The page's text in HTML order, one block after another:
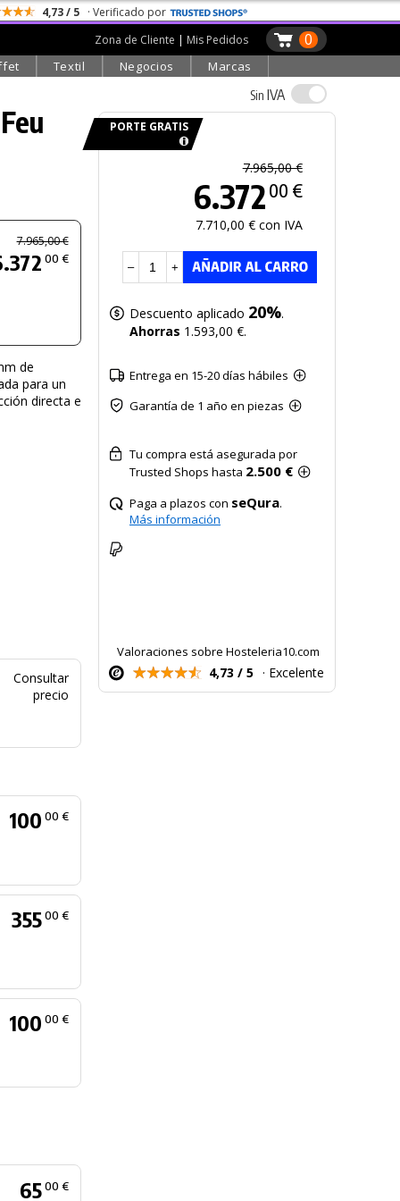
4,73 / 5 · Verificado por
0
Zona de Cliente | Mis Pedidos
Textil Negocios Marcas
7.965,00 €
00 €
de
para un
directa e
Consultar
precio
100 00 €
355 00 €
100 00 €
65 00 €
Sin IVA
PORTE GRATIS
7.965,00 €
6.372 00 €
7.710,00 € con IVA
– +
Descuento aplicado 20%.
Ahorras 1.593,00 €.
Entrega en 15-20 días hábiles
Garantía de 1 año en piezas
Tu compra está asegurada por
Trusted Shops hasta 2.500 €
Paga a plazos con seQura.
Más información
Valoraciones sobre Hosteleria10.com
4,73 / 5 · Excelente